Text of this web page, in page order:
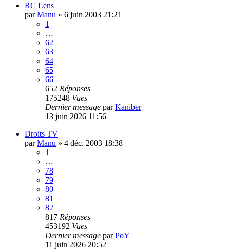
RC Lens
parManu » 6 juin 2003 21:21
1
…
62
63
64
65
66
652 Réponses
175248 Vues
Dernier message parKaniber
13 juin 2026 11:56
Droits TV
parManu » 4 déc. 2003 18:38
1
…
78
79
80
81
82
817 Réponses
453192 Vues
Dernier message parPoY
11 juin 2026 20:52